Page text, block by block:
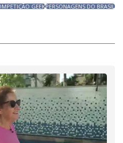
GEEKPERSONAGENS DO BRASIL